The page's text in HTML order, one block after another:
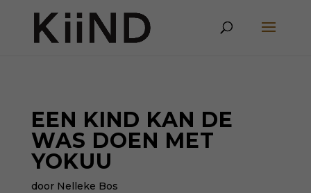
EEN KIND KAN DE
WAS DOEN MET
YOKUU
door Nelleke Bos